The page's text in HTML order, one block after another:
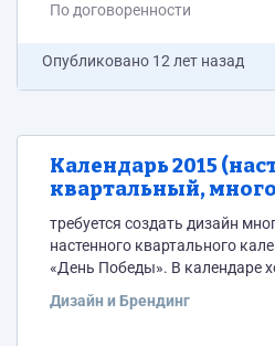
По договоренности
Опубликовано 12 лет назад
Календарь 2015
квартальный,
требуется создать дизайн
настенного квартального
«День Победы». В календаре
ВОЗМОЖНОСТИ "привязать" к
Дизайн и Брендинг